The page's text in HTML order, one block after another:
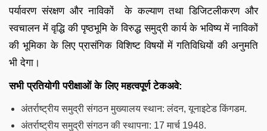
पर्यावरण संरक्षण और नाविकों के कल्याण तथा डिजिटलीकरण और
स्वचालन में वृद्धि की पृष्ठभूमि के विरुद्ध समुद्री कार्य के भविष्य में नाविकों
की भूमिका के लिए प्रासंगिक विशिष्ट विषयों में गतिविधियों की अनुमति
भी देगा।
सभी प्रतियोगी परीक्षाओं के लिए महत्वपूर्ण टेकअवे:
अंतर्राष्ट्रीय समुद्री संगठन मुख्यालय स्थान: लंदन, यूनाइटेड किंगडम.
अंतर्राष्ट्रीय समुद्री संगठन की स्थापना: 17 मार्च 1948.